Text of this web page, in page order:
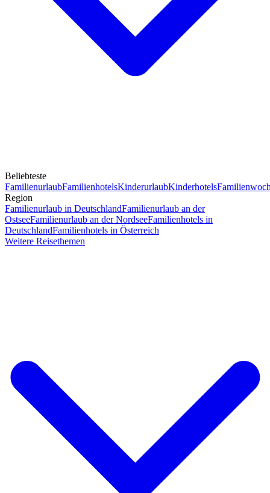
Beliebteste
FamilienurlaubFamilienhotelsKinderurlaubKinderhotels
Region
Familienurlaub in DeutschlandFamilienurlaub an der
OstseeFamilienurlaub an der NordseeFamilienhotels in
DeutschlandFamilienhotels in Österreich
Weitere Reisethemen